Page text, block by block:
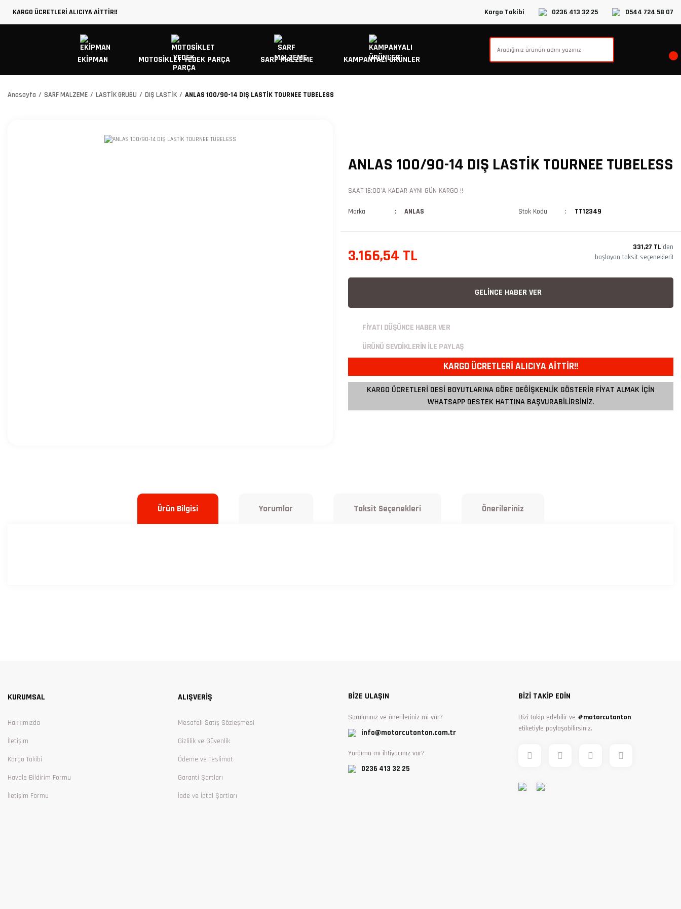
KARGO ÜCRETLERİ ALICIYA AİTTİR!! Kargo Takibi 0236 413 32 25 0544 724 58 07
EKİPMAN MOTOSİKLET YEDEK PARÇA SARF MALZEME KAMPANYALI ÜRÜNLER
Anasayfa SARF MALZEME LASTİK GRUBU DIŞ LASTİK ANLAS 100/90-14 DIŞ LASTİK TOURNEE TUBELESS
ANLAS 100/90-14 DIŞ LASTİK TOURNEE TUBELESS
SAAT 16:00'A KADAR AYNI GÜN KARGO !!
Marka ANLAS Stok Kodu TT12349
3.166,54 TL 331,27 TL’den
başlayan taksit seçenekleri!
GELİNCE HABER VER
FİYATI DÜŞÜNCE HABER VER
ÜRÜNÜ SEVDİKLERİN İLE PAYLAŞ
KARGO ÜCRETLERİ ALICIYA AİTTİR!!
KARGO ÜCRETLERİ DESİ BOYUTLARINA GÖRE DEĞİŞKENLİK GÖSTERİR FİYAT ALMAK İÇİN
WHATSAPP DESTEK HATTINA BAŞVURABİLİRSİNİZ.
Ürün Bilgisi Yorumlar Taksit Seçenekleri Önerileriniz
KURUMSAL
Hakkımızda
İletişim
Kargo Takibi
Havale Bildirim Formu
İletişim Formu
ALIŞVERİŞ
Mesafeli Satış Sözleşmesi
Gizlilik ve Güvenlik
Ödeme ve Teslimat
Garanti Şartları
İade ve İptal Şartları
BİZE ULAŞIN
Sorularınız ve önerileriniz mi var?
info@motorcutonton.com.tr
Yardıma mı ihtiyacınız var?
0236 413 32 25
BİZİ TAKİP EDİN
Bizi takip edebilir ve #motorcutonton
etiketiyle paylaşabilirsiniz.